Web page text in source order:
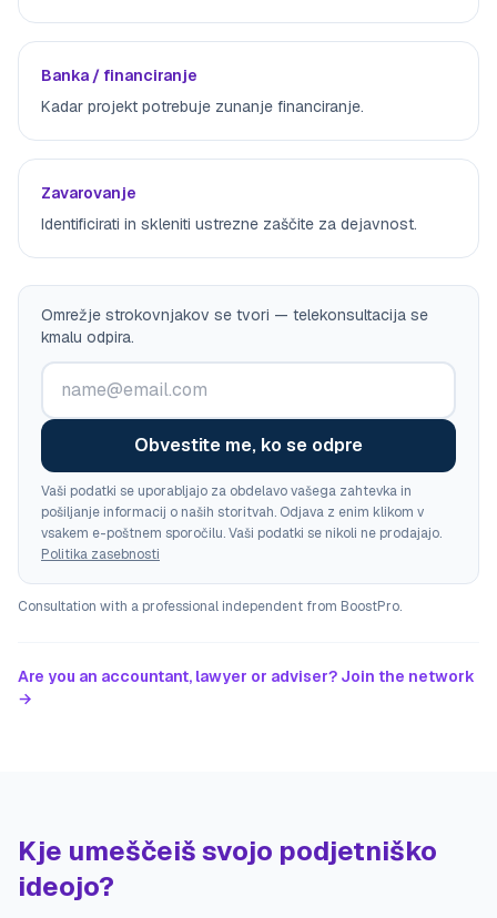
Banka / financiranje
Kadar projekt potrebuje zunanje financiranje.
Zavarovanje
Identificirati in skleniti ustrezne zaščite za dejavnost.
Omrežje strokovnjakov se tvori — telekonsultacija se
kmalu odpira.
Obvestite me, ko se odpre
Vaši podatki se uporabljajo za obdelavo vašega zahtevka in
pošiljanje informacij o naših storitvah. Odjava z enim klikom v
vsakem e-poštnem sporočilu. Vaši podatki se nikoli ne prodajajo.
Politika zasebnosti
Consultation with a professional independent from BoostPro.
Are you an accountant, lawyer or adviser? Join the network
→
Kje umeščeiš svojo podjetniško
ideojo?